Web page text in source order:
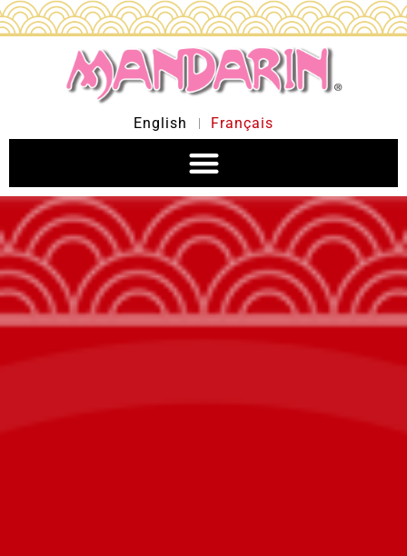
English Français